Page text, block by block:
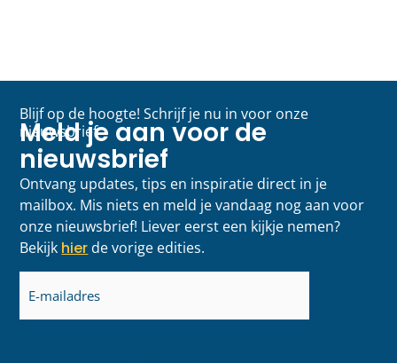
Blijf op de hoogte! Schrijf je nu in voor onze
nieuwsbrief
Meld je aan voor de
nieuwsbrief
Ontvang updates, tips en inspiratie direct in je
mailbox. Mis niets en meld je vandaag nog aan voor
onze nieuwsbrief! Liever eerst een kijkje nemen?
Bekijk hier de vorige edities.
E-
mailadres
(Vereist)